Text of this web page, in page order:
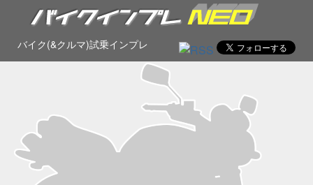
バイク(&クルマ)試乗インプレ